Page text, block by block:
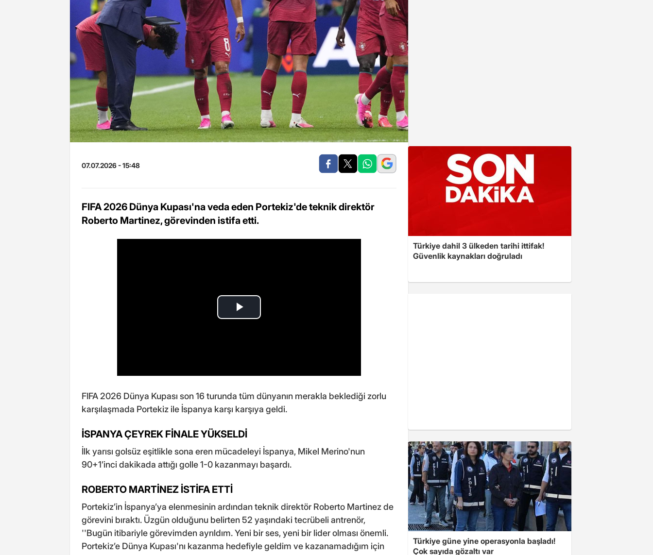
07.07.2026 - 15:48
FIFA 2026 Dünya Kupası'na veda eden Portekiz'de teknik direktör
Roberto Martinez, görevinden istifa etti.
FIFA 2026 Dünya Kupası son 16 turunda tüm dünyanın merakla beklediği zorlu
karşılaşmada Portekiz ile İspanya karşı karşıya geldi.
İSPANYA ÇEYREK FİNALE YÜKSELDİ
İlk yarısı golsüz eşitlikle sona eren mücadeleyi İspanya, Mikel Merino'nun
90+1’inci dakikada attığı golle 1-0 kazanmayı başardı.
ROBERTO MARTİNEZ İSTİFA ETTİ
Portekiz’in İspanya’ya elenmesinin ardından teknik direktör Roberto Martinez de
görevini bıraktı. Üzgün olduğunu belirten 52 yaşındaki tecrübeli antrenör,
''Bugün itibariyle görevimden ayrıldım. Yeni bir ses, yeni bir lider olması önemli.
Portekiz’e Dünya Kupası'nı kazanma hedefiyle geldim ve kazanamadığım için
Türkiye dahil 3 ülkeden tarihi ittifak!
Güvenlik kaynakları doğruladı
Türkiye güne yine operasyonla başladı!
Çok sayıda gözaltı var